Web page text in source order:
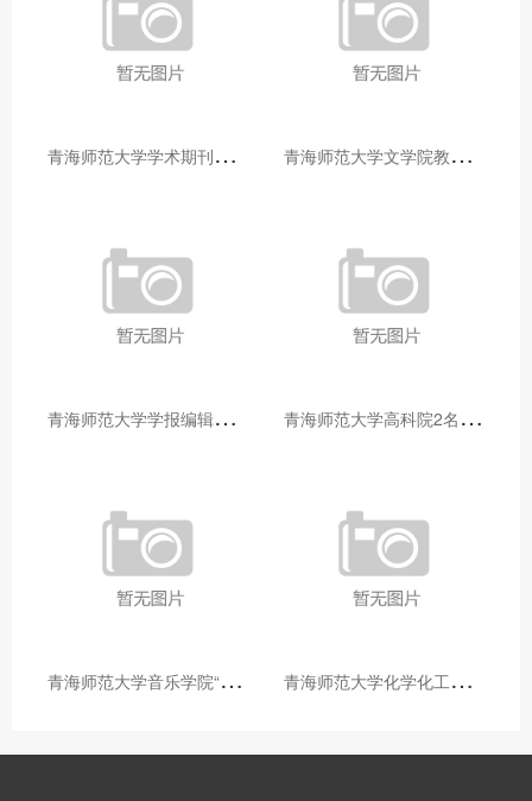
青
海师范大学学术期刊两个专栏入选2025年青海省期刊重点专栏 青
海师范大学文学院教师赴山东省相关高校和学术机构交流学习
青
海师范大学学报编辑部赴大通县城关镇上毛佰胜村开展帮扶慰问活动 青
海师范大学高科院2名专家当选中国科学院院士
青
海师范大学音乐学院“青舞华章”本科舞蹈专业中期汇报圆满落幕 青
海师范大学化学化工学院开展铸牢中华民族共同体意识大讲堂活动